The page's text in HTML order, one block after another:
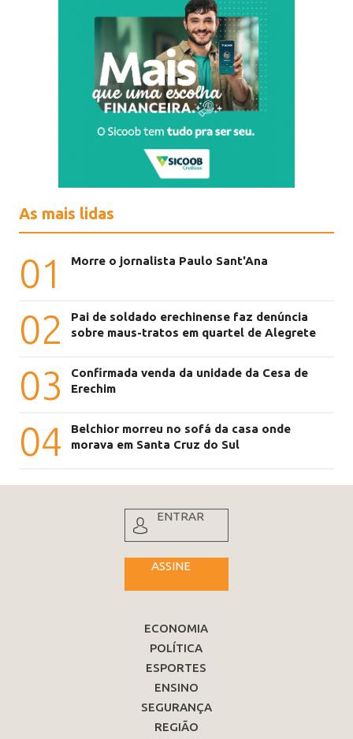
As mais lidas
01 Morre o jornalista Paulo Sant'Ana
02
Pai de soldado erechinense faz denúncia
sobre maus-tratos em quartel de Alegrete
03
Confirmada venda da unidade da Cesa de
Erechim
04
Belchior morreu no sofá da casa onde
morava em Santa Cruz do Sul
ENTRAR
ASSINE
ECONOMIA
POLÍTICA
ESPORTES
ENSINO
SEGURANÇA
REGIÃO